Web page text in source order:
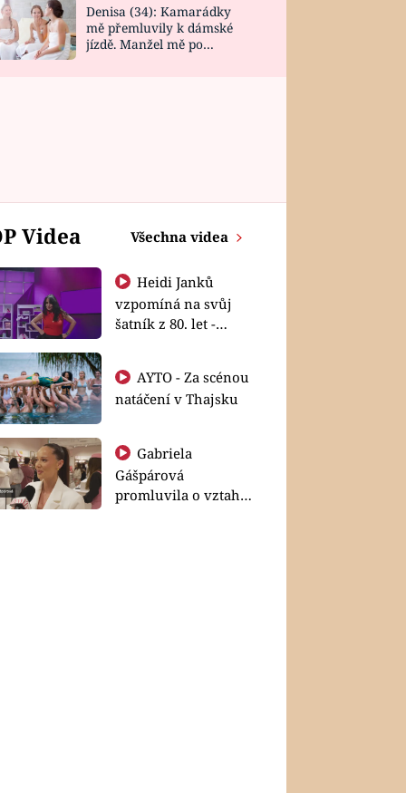
Denisa (34): Kamarádky
mě přemluvily k dámské
jízdě. Manžel mě po
Videa Všechna videa
Heidi Janků
vzpomíná na svůj
šatník z 80. let -
AYTO - Za scénou
natáčení v Thajsku
Gabriela
Gášpárová
promluvila o vztahu